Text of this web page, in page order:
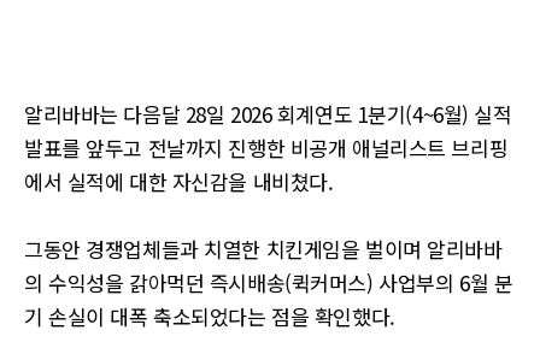
알리바바는 다음달 28일 2026 회계연도 1분기(4~6월) 실적
발표를 앞두고 전날까지 진행한 비공개 애널리스트 브리핑
에서 실적에 대한 자신감을 내비쳤다.
그동안 경쟁업체들과 치열한 치킨게임을 벌이며 알리바바
의 수익성을 갉아먹던 즉시배송(퀵커머스) 사업부의 6월 분
기 손실이 대폭 축소되었다는 점을 확인했다.